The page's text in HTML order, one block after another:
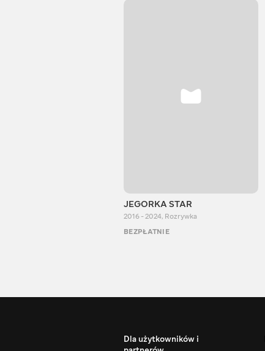
JEGORKA STAR
2016 - 2024, Rozrywka
BEZPŁATNIE
Dla użytkowników i